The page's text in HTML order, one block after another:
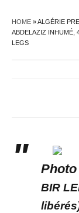
HOME »ALGÉRIE
ABDELAZIZ INHUMÉ,
LEGS
BIR